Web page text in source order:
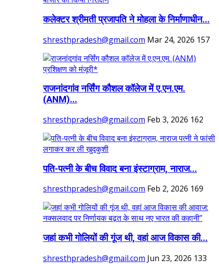
कलेक्टर श्रीमती प्रजापति ने मोहला के निर्माणाधीन...
shresthpradesh@gmail.com Mar 24, 2026 157
राजनांदगांव नर्सिंग कौशल कॉलेज में ए.एन.एम.
(ANM)...
shresthpradesh@gmail.com Feb 3, 2026 162
पति-पत्नी के बीच विवाद बना इंस्टाग्राम, नाराज...
shresthpradesh@gmail.com Feb 2, 2026 169
जहां कभी गोलियों की गूंज थी, वहां आज विकास की...
shresthpradesh@gmail.com Jun 23, 2026 133